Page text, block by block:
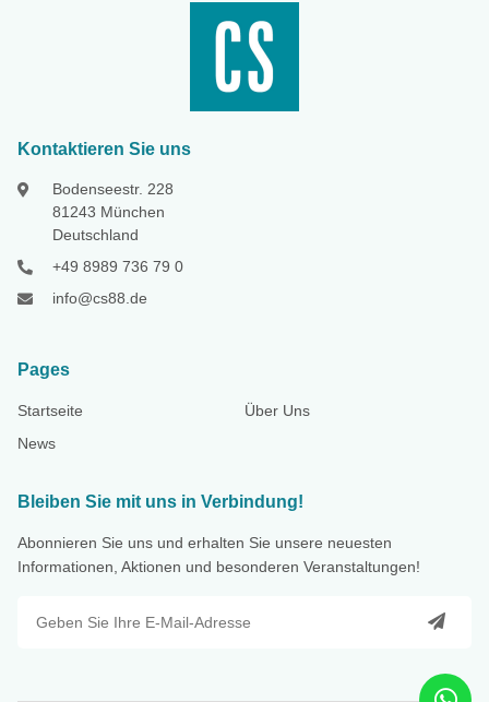
Kontaktieren Sie uns
Bodenseestr. 228
81243 München
Deutschland
+49 8989 736 79 0
info@cs88.de
Pages
Startseite
Über Uns
News
Bleiben Sie mit uns in Verbindung!
Abonnieren Sie uns und erhalten Sie unsere neuesten
Informationen, Aktionen und besonderen Veranstaltungen!